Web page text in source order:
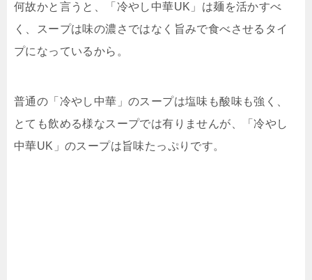
何故かと言うと、「冷やし中華UK」は麺を活かすべ
く、スープは味の濃さではなく旨みで食べさせるタイ
プになっているから。
普通の「冷やし中華」のスープは塩味も酸味も強く、
とても飲める様なスープでは有りませんが、「冷やし
中華UK」のスープは旨味たっぷりです。